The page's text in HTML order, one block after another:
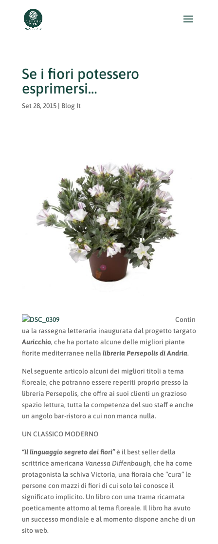
Se i fiori potessero
esprimersi…
Set 28, 2015| Blog It
Contin
ua la rassegna letteraria inaugurata dal progetto targato
Auricchio, che ha portato alcune delle migliori piante
fiorite mediterranee nella libreria Persepolis di Andria.
Nel seguente articolo alcuni dei migliori titoli a tema
floreale, che potranno essere reperiti proprio presso la
libreria Persepolis, che offre ai suoi clienti un grazioso
spazio lettura, tutta la competenza del suo staff e anche
un angolo bar-ristoro a cui non manca nulla.
UN CLASSICO MODERNO
“Il linguaggio segreto dei fiori”è il best seller della
scrittrice americana Vanessa Diffenbaugh, che ha come
protagonista la schiva Victoria, una fioraia che “cura” le
persone con mazzi di fiori di cui solo lei conosce il
significato implicito. Un libro con una trama ricamata
poeticamente attorno al tema floreale. Il libro ha avuto
un successo mondiale e al momento dispone anche di un
sito web.